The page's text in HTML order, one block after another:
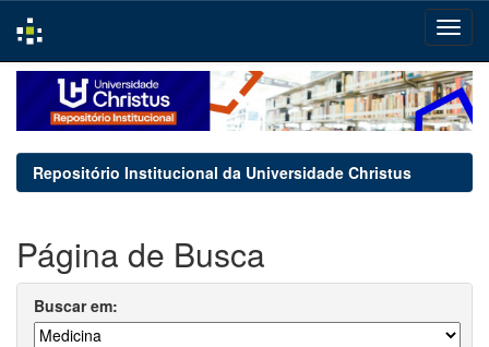
navigation
Repositório Institucional da Universidade Christus
Página de Busca
Buscar em: